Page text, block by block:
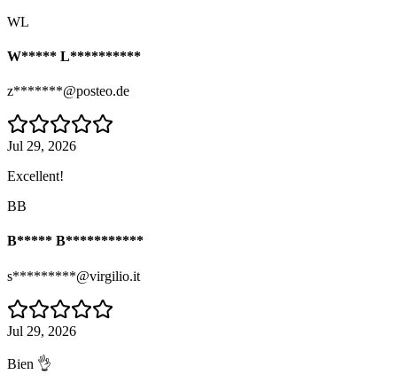
WL
W***** L**********
z*******@posteo.de
Jul 29, 2026
Excellent!
BB
B***** B***********
s*********@virgilio.it
Jul 29, 2026
Bien 👌